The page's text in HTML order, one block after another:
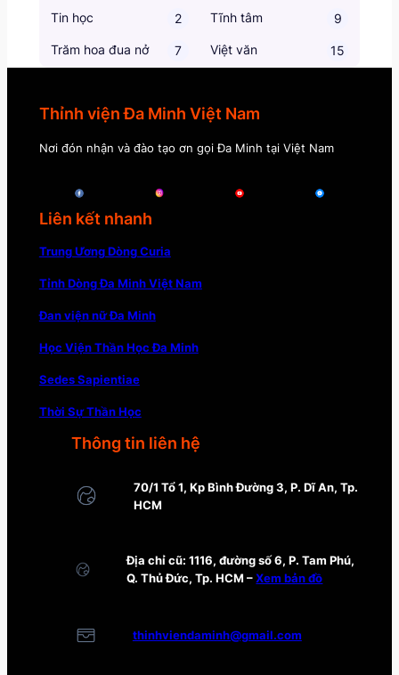
Tin học 2 Tĩnh tâm 9
Trăm hoa đua nở 7 Việt văn 15
Thỉnh viện Đa Minh Việt Nam
Nơi đón nhận và đào tạo ơn gọi Đa Minh tại Việt Nam
Liên kết nhanh
Trung Ương Dòng Curia
Tỉnh Dòng Đa Minh Việt Nam
Đan viện nữ Đa Minh
Học Viện Thần Học Đa Minh
Sedes Sapientiae
Thời Sự Thần Học
Thông tin liên hệ
70/1 Tổ 1, Kp Bình Đường 3, P. Dĩ An, Tp.
HCM
Địa chỉ cũ: 1116, đường số 6, P. Tam Phú,
Q. Thủ Đức, Tp. HCM –Xem bản đồ
thinhviendaminh@gmail.com